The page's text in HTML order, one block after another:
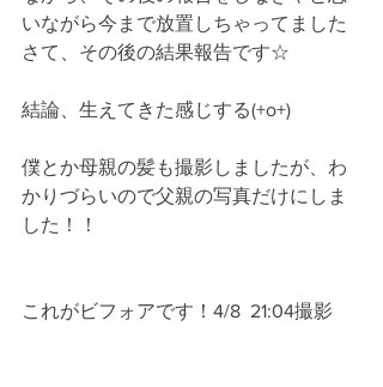
いながら今まで放置しちゃってました
さて、その後の結果報告です☆
結論、生えてきた感じする(+o+)
僕とか母親の髪も撮影しましたが、わ
かりづらいので父親の写真だけにしま
した！！
これがビフォアです！4/8  21:04撮影